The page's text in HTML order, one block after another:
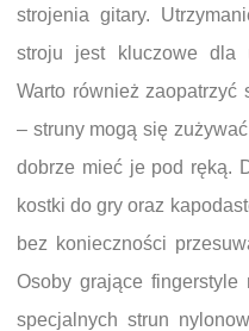
strojenia gitary.
stroju jest kluczowe dla
Warto również zaopatrzyć
– struny mogą się
dobrze mieć je pod ręką.
kostki do gry oraz
bez konieczności
Osoby grające
specjalnych strun